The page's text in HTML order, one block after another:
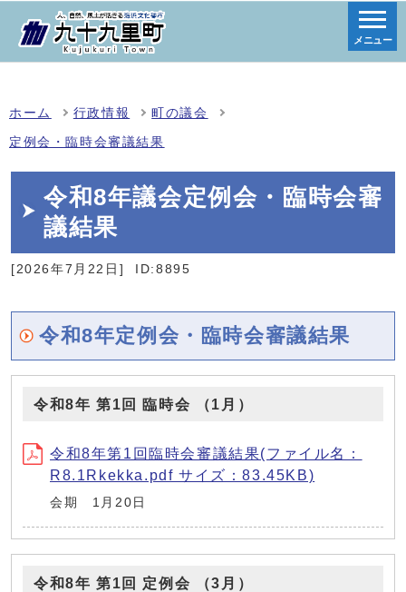
メニュー
ホーム 行政情報 町の議会
定例会・臨時会審議結果
令和8年議会定例会・臨時会審
議結果
[2026年7月22日] ID:8895
令和8年定例会・臨時会審議結果
令和8年 第1回 臨時会 （1月）
令和8年第1回臨時会審議結果(ファイル名：
R8.1Rkekka.pdf サイズ：83.45KB)
会期 1月20日
令和8年 第1回 定例会 （3月）